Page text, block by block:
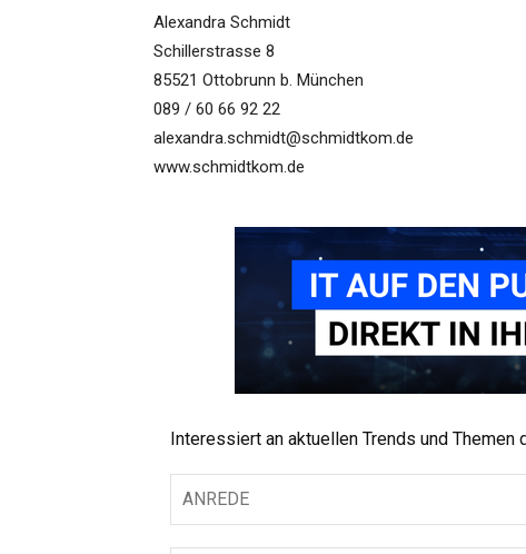
Alexandra Schmidt
Schillerstrasse 8
85521 Ottobrunn b. München
089 / 60 66 92 22
alexandra.schmidt@schmidtkom.de
www.schmidtkom.de
Interessiert an aktuellen Trends und Themen